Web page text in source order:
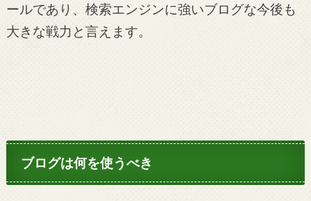
ールであり、検索エンジンに強いブログな今後も
大きな戦力と言えます。
ブログは何を使うべき